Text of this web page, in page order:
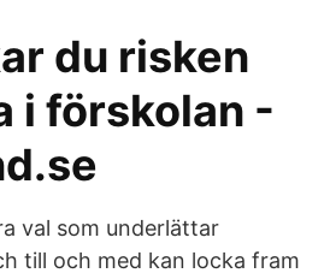
du risken
i förskolan -
val som underlättar
till och med kan locka fram